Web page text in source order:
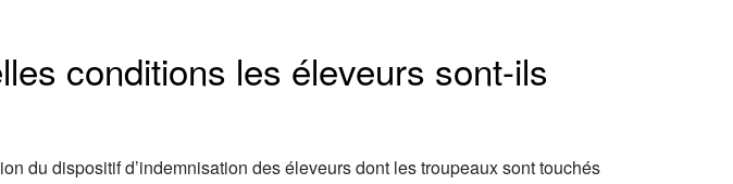
conditions les éleveurs sont-ils
du dispositif d’indemnisation des éleveurs dont les troupeaux sont touchés